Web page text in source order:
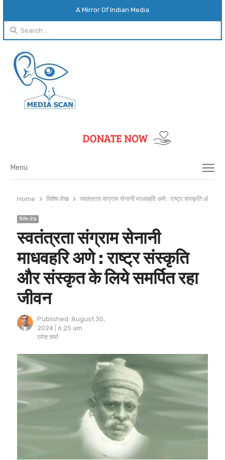
A Mirror Of Indian Media
Search
for:
Menu
Menu
Home विशेष लेख स्वतंत्रता संग्राम सेनानी माधवहरि अणे : राष्ट्र संस्कृति और
विशेष लेख
स्वतंत्रता संग्राम सेनानी
माधवहरि अणे : राष्ट्र संस्कृति
और संस्कृत के लिये समर्पित रहा
जीवन
Published: August 30,
2024
6:25 am
Author
रमेश शर्मा